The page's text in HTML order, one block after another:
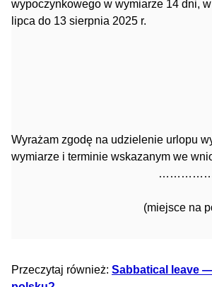
wypoczynkowego w wymiarze 14 dni,
lipca do 13 sierpnia 2025 r.
Wyrażam zgodę na udzielenie urlopu
wymiarze i terminie wskazanym we
(miejsce na
Przeczytaj również: Sabbatical leave